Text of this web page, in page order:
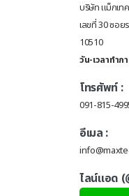
บริษัท แม็กเท
เลขที่ 30 ซอย
10510
วัน-เวลาทำก
โทรศัพท์ :
091-815-
อีเมล :
ไลน์แอด